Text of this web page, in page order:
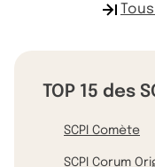
TOP 15 des
SCPI Comète
SCPI Corum